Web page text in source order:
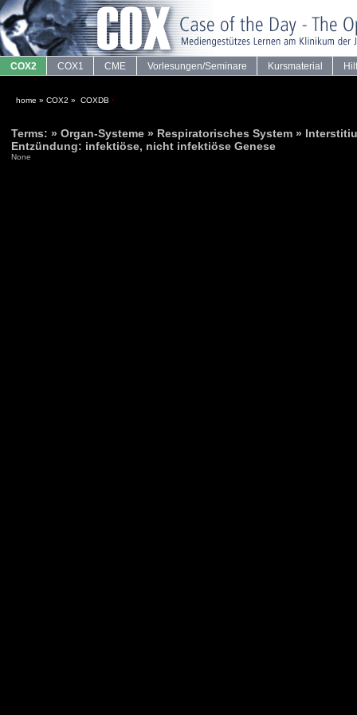
COX2 COX1 CME Vorlesungen/Seminare Kursmaterial
home » COX2 » COXDB ·
Terms: » Organ-Systeme » Respiratorisches System »
Entzündung: infektiöse, nicht infektiöse Genese
None